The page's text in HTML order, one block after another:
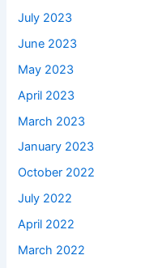
July 2023
June 2023
May 2023
April 2023
March 2023
January 2023
October 2022
July 2022
April 2022
March 2022